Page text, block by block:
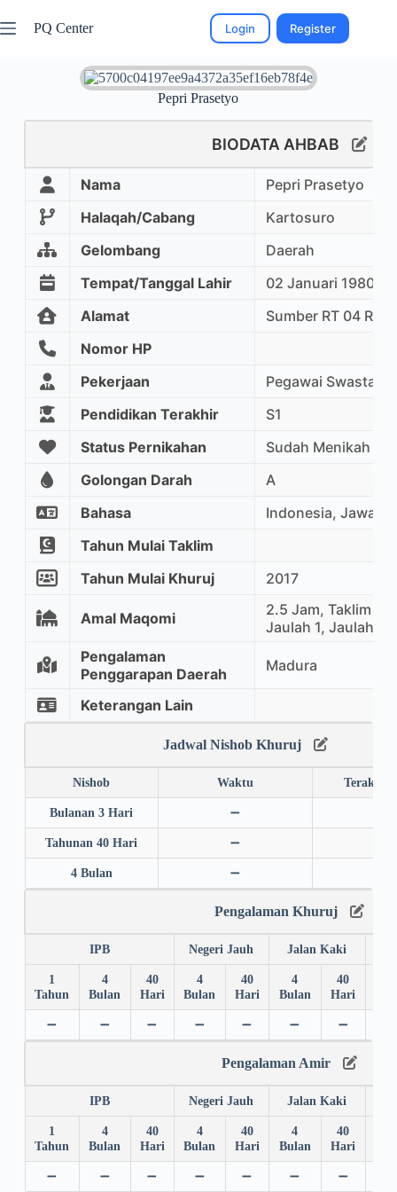
PQ Center Login Register
Pepri Prasetyo
BIODATA AHBAB
Nama
Pepri Prasetyo
Halaqah/Cabang
Kartosuro
Gelombang
Daerah
Tempat/Tanggal Lahir
02 Januari 1980
Alamat
Sumber RT 04 RW
Nomor HP
Pekerjaan
Pegawai Swasta
Pendidikan Terakhir
S1
Status Pernikahan
Sudah Menikah
Golongan Darah
A
Bahasa
Indonesia, Jawa
Tahun Mulai Taklim
Tahun Mulai Khuruj
2017
Amal Maqomi
2.5 Jam, Taklim
Jaulah 1, Jaulah 2
Pengalaman
Penggarapan Daerah
Madura
Keterangan Lain
Jadwal Nishob Khuruj
Nishob Waktu Terakhir
Bulanan 3 Hari ➖
Tahunan 40 Hari ➖
4 Bulan ➖
Pengalaman Khuruj
IPB Negeri Jauh Jalan Kaki
1
Tahun
4
Bulan
40
Hari
4
Bulan
40
Hari
4
Bulan
40
Hari
➖ ➖ ➖ ➖ ➖ ➖ ➖
Pengalaman Amir
IPB Negeri Jauh Jalan Kaki
1
Tahun
4
Bulan
40
Hari
4
Bulan
40
Hari
4
Bulan
40
Hari
➖ ➖ ➖ ➖ ➖ ➖ ➖